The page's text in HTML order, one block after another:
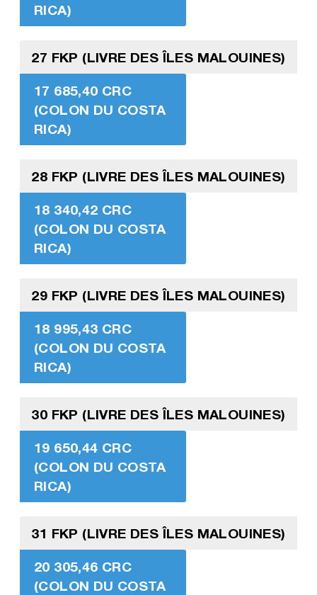
RICA)
27 FKP (LIVRE DES ÎLES MALOUINES)
17 685,40 CRC
(COLON DU COSTA
RICA)
28 FKP (LIVRE DES ÎLES MALOUINES)
18 340,42 CRC
(COLON DU COSTA
RICA)
29 FKP (LIVRE DES ÎLES MALOUINES)
18 995,43 CRC
(COLON DU COSTA
RICA)
30 FKP (LIVRE DES ÎLES MALOUINES)
19 650,44 CRC
(COLON DU COSTA
RICA)
31 FKP (LIVRE DES ÎLES MALOUINES)
20 305,46 CRC
(COLON DU COSTA